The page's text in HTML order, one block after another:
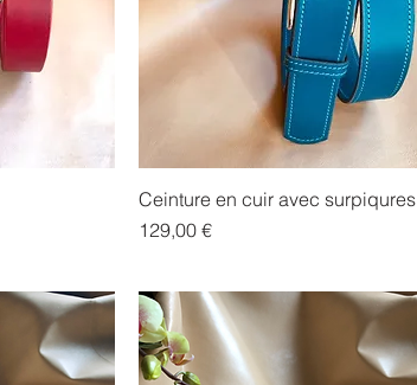
Ceinture en cuir avec surpiqures
Prix
129,00 €